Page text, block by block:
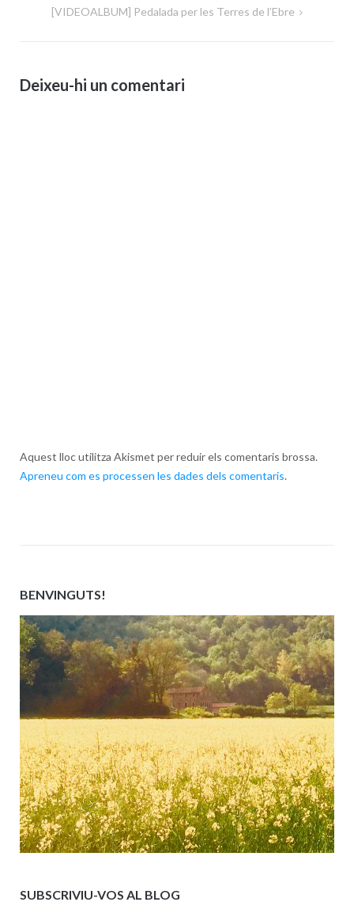
[VIDEOALBUM] Pedalada per les Terres de l’Ebre
Deixeu-hi un comentari
Aquest lloc utilitza Akismet per reduir els comentaris brossa.
Apreneu com es processen les dades dels comentaris.
BENVINGUTS!
SUBSCRIVIU-VOS AL BLOG